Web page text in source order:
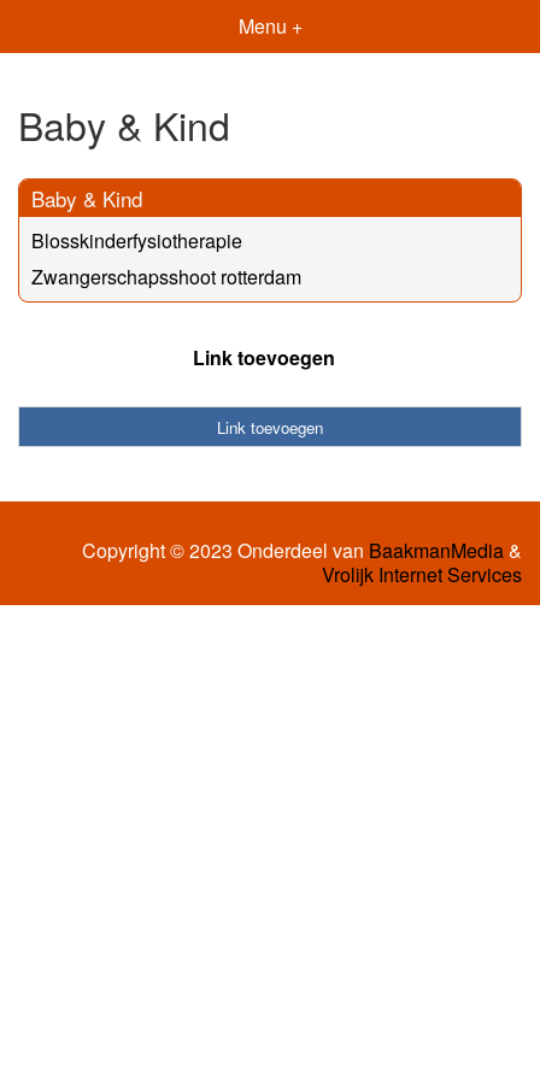
Menu +
Baby & Kind
Baby & Kind
Blosskinderfysiotherapie
Zwangerschapsshoot rotterdam
Link toevoegen
Link toevoegen
Copyright © 2023 Onderdeel van BaakmanMedia&
Vrolijk Internet Services